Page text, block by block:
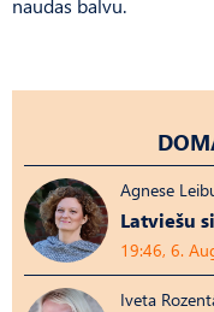
naudas balvu.
Agnese
Latviešu
19:46, 6.
Iveta